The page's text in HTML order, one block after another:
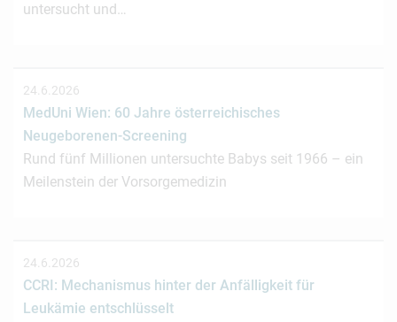
untersucht und…
24.6.2026
MedUni Wien: 60 Jahre österreichisches
Neugeborenen-Screening
Rund fünf Millionen untersuchte Babys seit 1966 – ein
Meilenstein der Vorsorgemedizin
24.6.2026
CCRI: Mechanismus hinter der Anfälligkeit für
Leukämie entschlüsselt